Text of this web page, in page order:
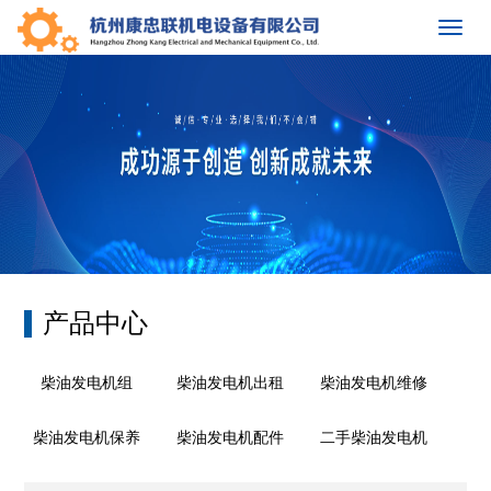
产品中心
柴油发电机组 柴油发电机出租 柴油发电机维修
柴油发电机保养 柴油发电机配件 二手柴油发电机